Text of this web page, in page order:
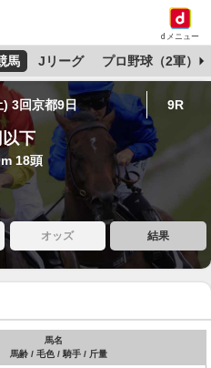
dメニュー
馬 Jリーグ プロ野球（2軍）
3回京都9日 9R
下
18頭
オッズ 結果
馬名
馬齢 / 毛色 / 騎手 / 斤量